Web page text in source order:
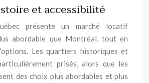
et accessibilité
présente un marché locatif
abordable que Montréal, tout en
Les quartiers historiques et
prisés, alors que les
des choix plus abordables et plus